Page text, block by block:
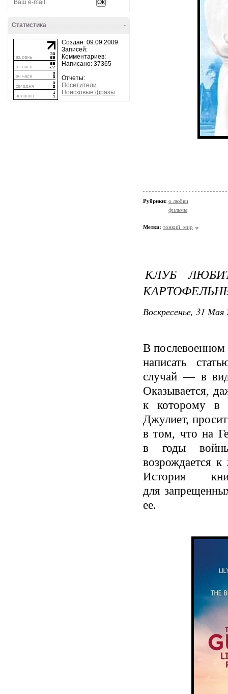
-
Статистика
Создан: 09.09.2009
Записей:
Комментариев:
Написано: 37365
Отчеты:
Посетители
Поисковые фразы
Рубрики: о любви
фильмы
Метки: тонкий_мир
КЛУБ
Воскресенье, 31
В
написать
случай — в
Оказывается,
к которому в
Джулиет,
в том, что на
в годы войны
возрождается
История
для
ее.